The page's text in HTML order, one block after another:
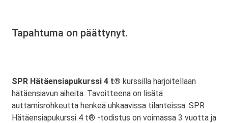
Tapahtuma on päättynyt.
SPR Hätäensiapukurssi 4 t® kurssilla harjoitellaan
hätäensiavun aiheita. Tavoitteena on lisätä
auttamisrohkeutta henkeä uhkaavissa tilanteissa. SPR
Hätäensiapukurssi 4 t® -todistus on voimassa 3 vuotta ja